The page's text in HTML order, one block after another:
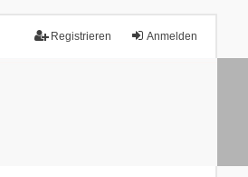
Anmelden
Registrieren